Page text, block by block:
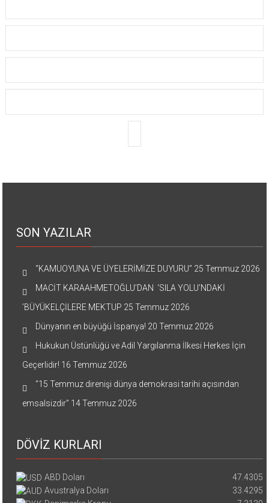
SON YAZILAR
“KAMUOYUNA VE ÜYELERİMİZE DUYURU” 25 Temmuz 2026
MACİT KARAAHMETOĞLU’DAN ‘SILA YOLU’NDAKİ
’BÜYÜKELÇİLERE MEKTUP 25 Temmuz 2026
Dünyanın en büyüğü İspanya! 20 Temmuz 2026
Hukukun Üstünlüğü ve Adil Yargılanma İlkesi Herkes İçin
Geçerlidir! 16 Temmuz 2026
“15 Temmuz direnişi dünya demokrasi tarihi açısından
emsalsizdir” 14 Temmuz 2026
DÖVİZ KURLARI
ABD Doları
47.4305
Avustralya Doları
33.4295